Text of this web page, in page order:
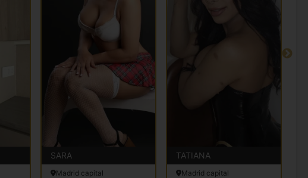
SARA
Madrid capital
TATIANA
Madrid capital